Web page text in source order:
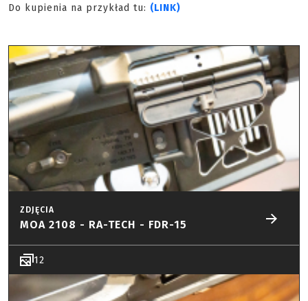
Do kupienia na przykład tu: (LINK)
ZDJĘCIA
MOA 2108 - RA-TECH - FDR-15
12